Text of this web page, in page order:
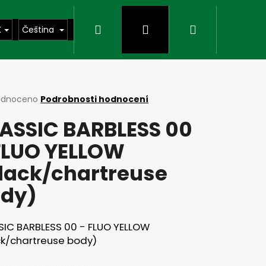
Čeština Hledat PřihlášeníNákupní
Podrobnosti hodnocení
BARBLESS 00
YELLOW
chartreuse
BARBLESS 00 - FLUO YELLOW
chartreuse body)
Následující